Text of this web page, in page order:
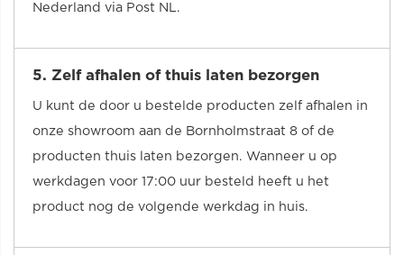
Nederland via Post NL.
5. Zelf afhalen of thuis laten bezorgen
U kunt de door u bestelde producten zelf afhalen in
onze showroom aan de Bornholmstraat 8 of de
producten thuis laten bezorgen. Wanneer u op
werkdagen voor 17:00 uur besteld heeft u het
product nog de volgende werkdag in huis.